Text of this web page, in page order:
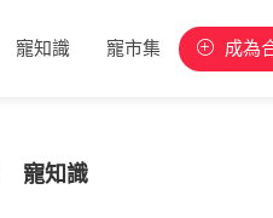
寵知識 寵市集 成為
寵知識